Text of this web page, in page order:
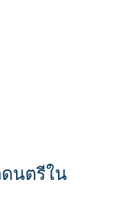
ดนตรีใน